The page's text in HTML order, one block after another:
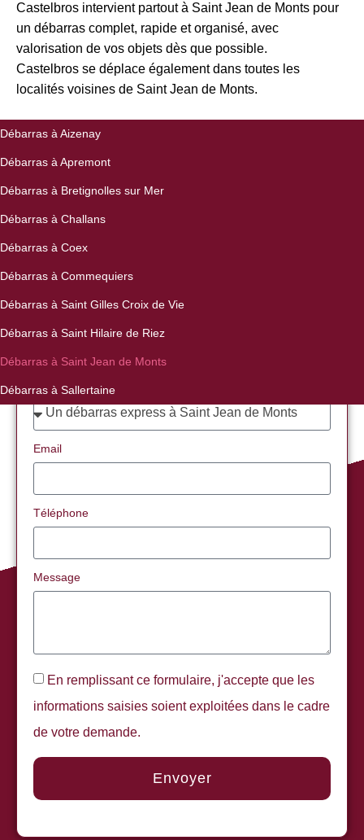
Castelbros intervient partout à Saint Jean de Monts pour
un débarras complet, rapide et organisé, avec
valorisation de vos objets dès que possible.
Castelbros se déplace également dans toutes les
localités voisines de Saint Jean de Monts.
Débarras à Aizenay
Débarras à Apremont
Débarras à Bretignolles sur Mer
Débarras à Challans
Débarras à Coex
Débarras à Commequiers
Débarras à Saint Gilles Croix de Vie
Débarras à Saint Hilaire de Riez
Débarras à Saint Jean de Monts
Débarras à Sallertaine
Demandez votre devis
pour un débarras de
maison à Saint Jean de
Mont. Réponse rapide !
Email
Téléphone
Message
En remplissant ce formulaire, j'accepte que les
informations saisies soient exploitées dans le cadre
de votre demande.
Envoyer